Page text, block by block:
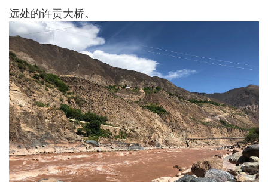
远处的许贡大桥。